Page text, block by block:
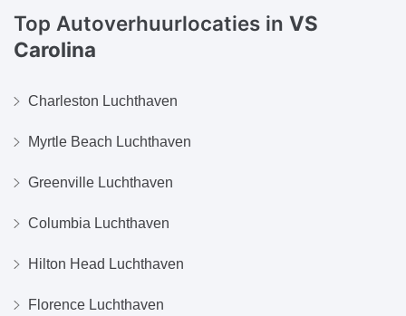
Top Autoverhuurlocaties in VS
Carolina
Charleston Luchthaven
Myrtle Beach Luchthaven
Greenville Luchthaven
Columbia Luchthaven
Hilton Head Luchthaven
Florence Luchthaven